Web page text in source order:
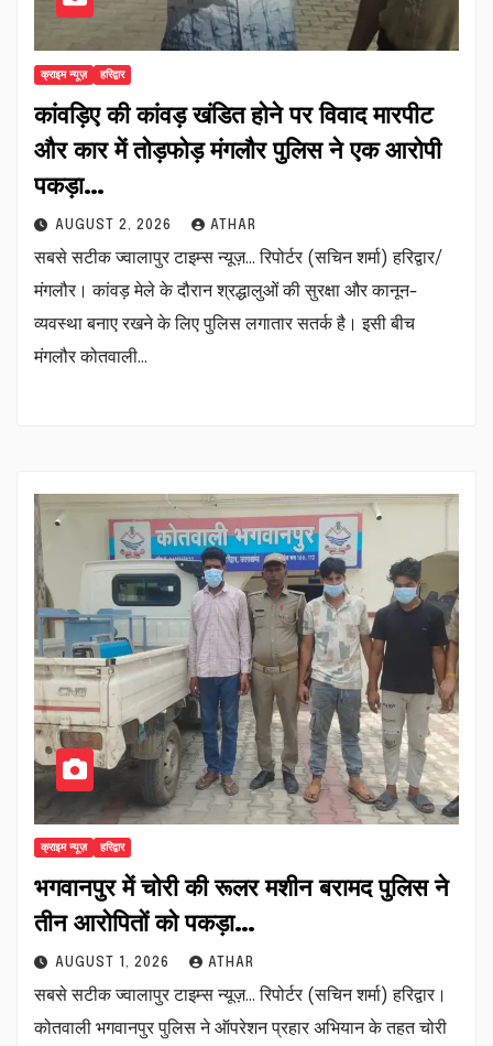
क्राइम न्यूज़ हरिद्वार
कांवड़िए की कांवड़ खंडित होने पर विवाद मारपीट
और कार में तोड़फोड़ मंगलौर पुलिस ने एक आरोपी
पकड़ा…
AUGUST 2, 2026 ATHAR
सबसे सटीक ज्वालापुर टाइम्स न्यूज़… रिपोर्टर (सचिन शर्मा) हरिद्वार/
मंगलौर। कांवड़ मेले के दौरान श्रद्धालुओं की सुरक्षा और कानून-
व्यवस्था बनाए रखने के लिए पुलिस लगातार सतर्क है। इसी बीच
मंगलौर कोतवाली…
क्राइम न्यूज़ हरिद्वार
भगवानपुर में चोरी की रूलर मशीन बरामद पुलिस ने
तीन आरोपितों को पकड़ा…
AUGUST 1, 2026 ATHAR
सबसे सटीक ज्वालापुर टाइम्स न्यूज़… रिपोर्टर (सचिन शर्मा) हरिद्वार।
कोतवाली भगवानपुर पुलिस ने ऑपरेशन प्रहार अभियान के तहत चोरी